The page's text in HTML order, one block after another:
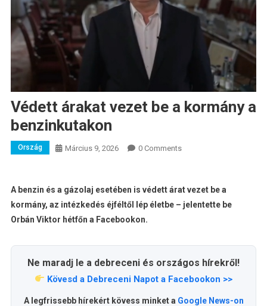
Védett árakat vezet be a kormány a
benzinkutakon
Ország Március 9, 2026 0 Comments
A benzin és a gázolaj esetében is védett árat vezet be a
kormány, az intézkedés éjféltől lép életbe – jelentette be
Orbán Viktor hétfőn a Facebookon.
Ne maradj le a debreceni és országos hírekről!
Kövesd a Debreceni Napot a Facebookon >>
A legfrissebb hírekért kövess minket a Google News-on